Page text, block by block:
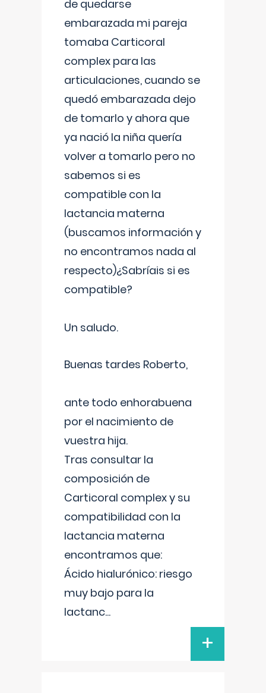
de quedarse
embarazada mi pareja
tomaba Carticoral
complex para las
articulaciones, cuando se
quedó embarazada dejo
de tomarlo y ahora que
ya nació la niña quería
volver a tomarlo pero no
sabemos si es
compatible con la
lactancia materna
(buscamos información y
no encontramos nada al
respecto)¿Sabríais si es
compatible?
Un saludo.
Buenas tardes Roberto,
ante todo enhorabuena
por el nacimiento de
vuestra hija.
Tras consultar la
composición de
Carticoral complex y su
compatibilidad con la
lactancia materna
encontramos que:
Ácido hialurónico: riesgo
muy bajo para la
lactanc...
+